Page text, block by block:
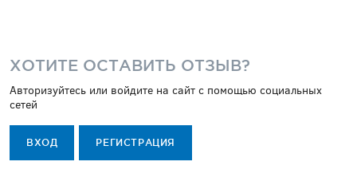
ХОТИТЕ ОСТАВИТЬ ОТЗЫВ?
Авторизуйтесь или войдите на сайт с помощью социальных
сетей
ВХОД РЕГИСТРАЦИЯ